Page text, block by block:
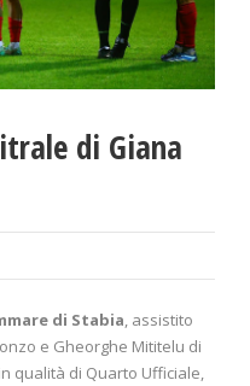
di Giana
di Stabia, assistito
e Gheorghe Mititelu di
qualità di Quarto Ufficiale,